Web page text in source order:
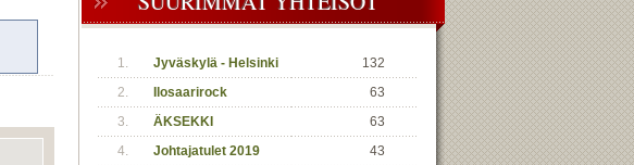
1. Jyväskylä - Helsinki
132
2.
Ilosaarirock
63
3.
ÄKSEKKI
63
4.
Johtajatulet 2019
43